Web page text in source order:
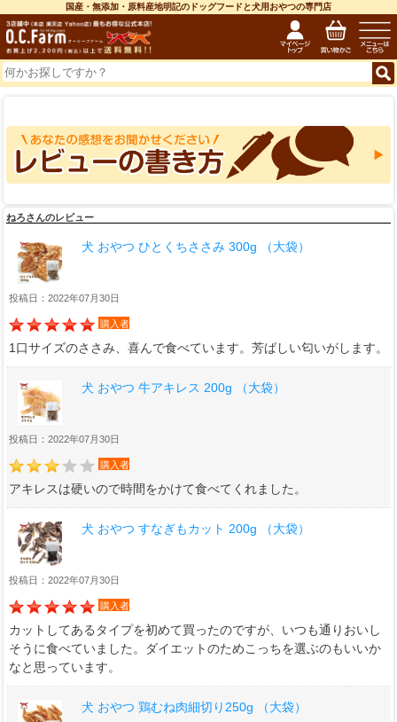
国産・無添加・原料産地明記のドッグフードと犬用おやつの専門店
ねろさんのレビュー
犬 おやつ ひとくちささみ 300g （大袋）
投稿日：2022年07月30日
購入者
1口サイズのささみ、喜んで食べています。芳ばしい匂いがします。
犬 おやつ 牛アキレス 200g （大袋）
投稿日：2022年07月30日
購入者
アキレスは硬いので時間をかけて食べてくれました。
犬 おやつ すなぎもカット 200g （大袋）
投稿日：2022年07月30日
購入者
カットしてあるタイプを初めて買ったのですが、いつも通りおいし
そうに食べていました。ダイエットのためこっちを選ぶのもいいか
なと思っています。
犬 おやつ 鶏むね肉細切り250g （大袋）